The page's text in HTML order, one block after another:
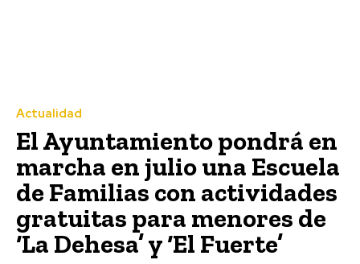
Actualidad
El Ayuntamiento pondrá en
marcha en julio una Escuela
de Familias con actividades
gratuitas para menores de
‘La Dehesa’ y ‘El Fuerte’